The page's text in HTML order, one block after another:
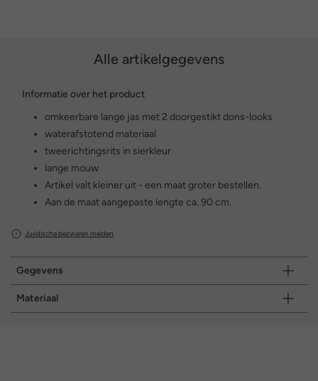
Alle artikelgegevens
Informatie over het product
omkeerbare lange jas met 2 doorgestikt dons-looks
waterafstotend materiaal
tweerichtingsrits in sierkleur
lange mouw
Artikel valt kleiner uit - een maat groter bestellen.
Aan de maat aangepaste lengte ca. 90 cm.
Juridische bezwaren melden
Gegevens
Materiaal